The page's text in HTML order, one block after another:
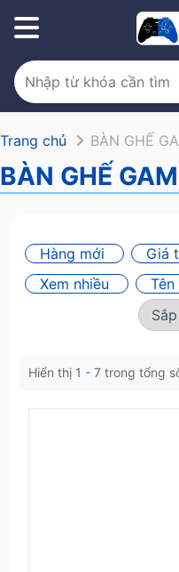
Trang chủ BÀN GHẾ
BÀN GHẾ
Hàng mới Giá
Xem nhiều
Tên
Hiển thị 1 - 7 trong tổng